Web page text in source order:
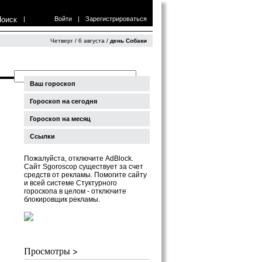
| Войти | Зарегистрироваться
Четверг / 6 августа / день Собаки
Ваш гороскоп
Гороскоп на сегодня
Гороскоп на месяц
Ссылки
Пожалуйста, отключите AdBlock.
Сайт Sgoroscop существует за счет
средств от рекламы. Помогите сайту
и всей системе Стуктурного
гороскопа в целом - отключите
блокировщик рекламы.
Просмотры >